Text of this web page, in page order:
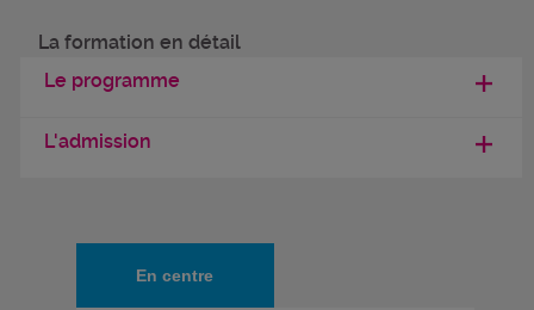
La formation en détail
Le programme
L'admission
En centre